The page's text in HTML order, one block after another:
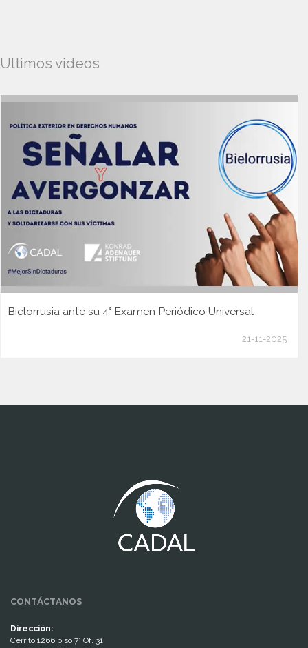
Ultimos videos
Bielorrusia ante su 4° Examen Periódico Universal
21-11-2025
CONTÁCTANOS
Dirección:
Cerrito 1266 piso 7° Of. 31